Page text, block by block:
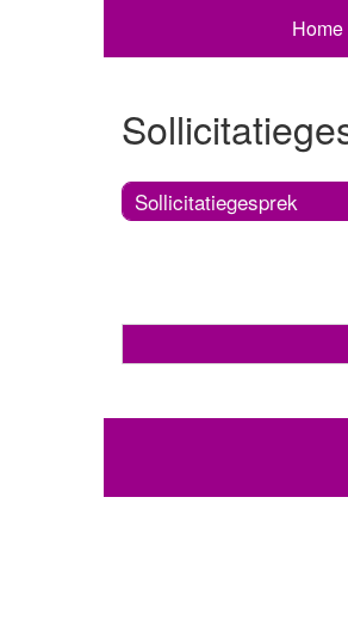
Home
Sollicitatiegesprek